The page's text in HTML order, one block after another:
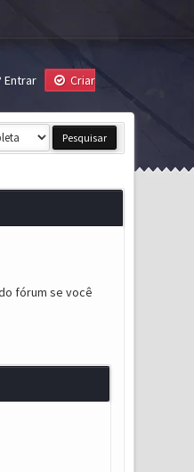
Entrar
Criar
fórum se você